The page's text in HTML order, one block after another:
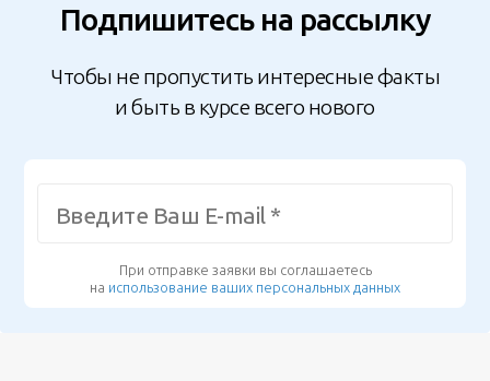
Подпишитесь на рассылку
Чтобы не пропустить интересные факты
и быть в курсе всего нового
При отправке заявки вы соглашаетесь
на использование ваших персональных данных